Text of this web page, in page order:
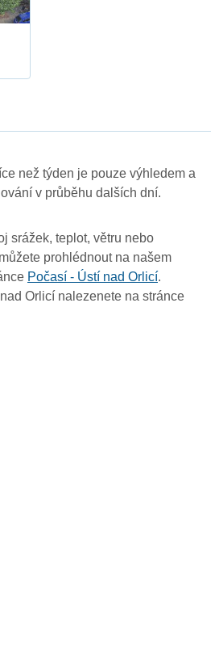
než týden je pouze výhledem a
v průběhu dalších dní.
srážek, teplot, větru nebo
prohlédnout na našem
Počasí - Ústí nad Orlicí.
Orlicí nalezenete na stránce